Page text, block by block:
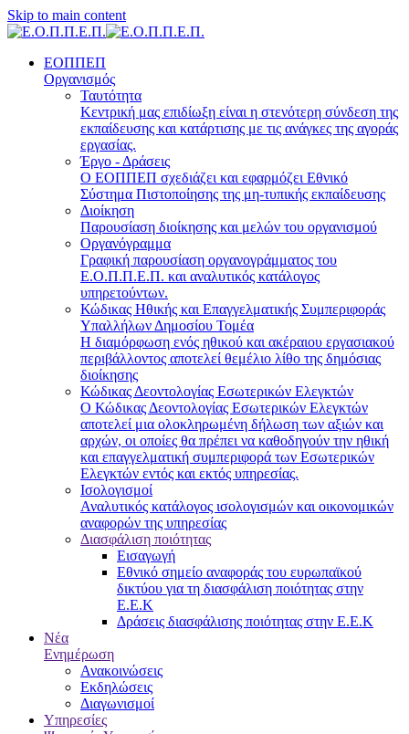
Skip to main content
ΕΟΠΠΕΠ
Οργανισμός
Ταυτότητα
Κεντρική μας επιδίωξη είναι η στενότερη σύνδεση της
εκπαίδευσης και κατάρτισης με τις ανάγκες της αγοράς
εργασίας.
Έργο - Δράσεις
Ο ΕΟΠΠΕΠ σχεδιάζει και εφαρμόζει Eθνικό
Σύστημα Πιστοποίησης της μη-τυπικής εκπαίδευσης
Διοίκηση
Παρουσίαση διοίκησης και μελών του οργανισμού
Οργανόγραμμα
Γραφική παρουσίαση οργανογράμματος του
Ε.Ο.Π.Π.Ε.Π. και αναλυτικός κατάλογος
υπηρετούντων.
Κώδικας Ηθικής και Επαγγελματικής Συμπεριφοράς
Υπαλλήλων Δημοσίου Τομέα
Η διαμόρφωση ενός ηθικού και ακέραιου εργασιακού
περιβάλλοντος αποτελεί θεμέλιο λίθο της δημόσιας
διοίκησης
Κώδικας Δεοντολογίας Εσωτερικών Ελεγκτών
Ο Κώδικας Δεοντολογίας Εσωτερικών Ελεγκτών
αποτελεί μια ολοκληρωμένη δήλωση των αξιών και
αρχών, οι οποίες θα πρέπει να καθοδηγούν την ηθική
και επαγγελματική συμπεριφορά των Εσωτερικών
Ελεγκτών εντός και εκτός υπηρεσίας.
Ισολογισμοί
Αναλυτικός κατάλογος ισολογισμών και οικονομικών
αναφορών της υπηρεσίας
Διασφάλιση ποιότητας
Εισαγωγή
Εθνικό σημείο αναφοράς του ευρωπαϊκού
δικτύου για τη διασφάλιση ποιότητας στην
Ε.Ε.Κ
Δράσεις διασφάλισης ποιότητας στην Ε.Ε.Κ
Νέα
Ενημέρωση
Ανακοινώσεις
Εκδηλώσεις
Διαγωνισμοί
Υπηρεσίες